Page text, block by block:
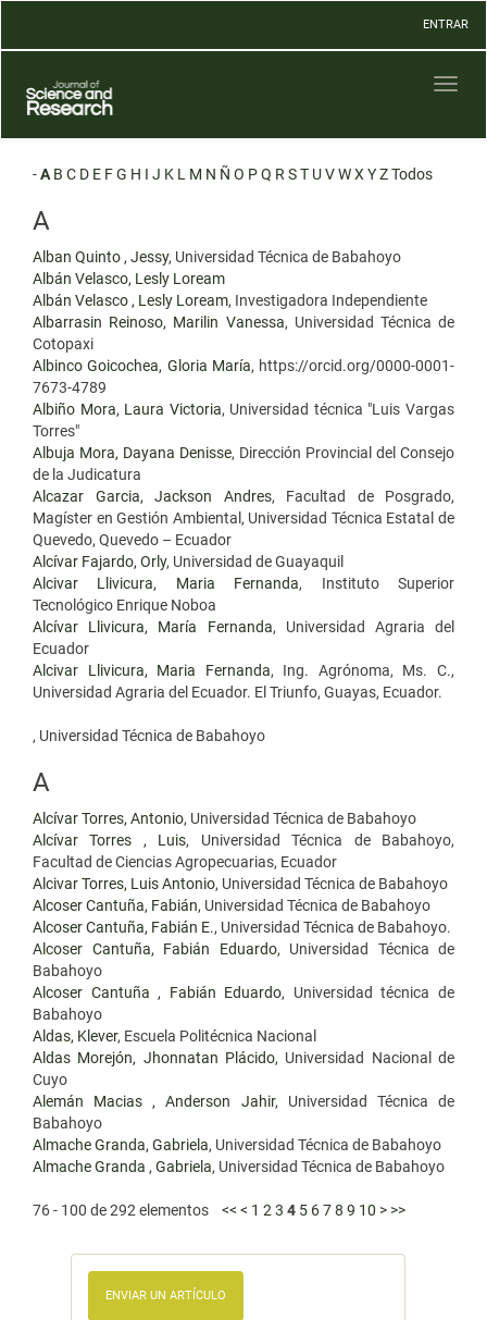
Contenido
Barra
lateral
ENTRAR
-A B C D E FG H I J K L M N Ñ O PQ R ST UVWX YZTodos
A
Alban Quinto , Jessy, Universidad Técnica de Babahoyo
Albán Velasco, Lesly Loream
Albán Velasco , Lesly Loream, Investigadora Independiente
Albarrasin Reinoso, Marilin Vanessa, Universidad Técnica de
Cotopaxi
Albinco Goicochea, Gloria María, https://orcid.org/0000-0001-
7673-4789
Albiño Mora, Laura Victoria, Universidad técnica "Luis Vargas
Torres"
Albuja Mora, Dayana Denisse, Dirección Provincial del Consejo
de la Judicatura
Alcazar Garcia, Jackson Andres, Facultad de Posgrado,
Magíster en Gestión Ambiental, Universidad Técnica Estatal de
Quevedo, Quevedo – Ecuador
Alcívar Fajardo, Orly, Universidad de Guayaquil
Alcivar Llivicura, Maria Fernanda, Instituto Superior
Tecnológico Enrique Noboa
Alcívar Llivicura, María Fernanda, Universidad Agraria del
Ecuador
Alcivar Llivicura, Maria Fernanda, Ing. Agrónoma, Ms. C.,
Universidad Agraria del Ecuador. El Triunfo, Guayas, Ecuador.
, Universidad Técnica de Babahoyo
A
Alcívar Torres, Antonio, Universidad Técnica de Babahoyo
Alcívar Torres , Luis, Universidad Técnica de Babahoyo,
Facultad de Ciencias Agropecuarias, Ecuador
Alcivar Torres, Luis Antonio, Universidad Técnica de Babahoyo
Alcoser Cantuña, Fabián, Universidad Técnica de Babahoyo
Alcoser Cantuña, Fabián E., Universidad Técnica de Babahoyo.
Alcoser Cantuña, Fabián Eduardo, Universidad Técnica de
Babahoyo
Alcoser Cantuña , Fabián Eduardo, Universidad técnica de
Babahoyo
Aldas, Klever, Escuela Politécnica Nacional
Aldas Morejón, Jhonnatan Plácido, Universidad Nacional de
Cuyo
Alemán Macias , Anderson Jahir, Universidad Técnica de
Babahoyo
Almache Granda, Gabriela, Universidad Técnica de Babahoyo
Almache Granda , Gabriela, Universidad Técnica de Babahoyo
76 - 100 de 292 elementos << < 1 2 3 4 5 678 9 10 > >>
ENVIAR UN ARTÍCULO